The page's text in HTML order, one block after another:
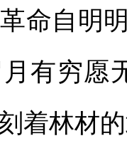
命自明
有穷愿
着林材